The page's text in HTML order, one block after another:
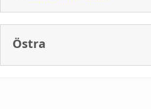
Östra